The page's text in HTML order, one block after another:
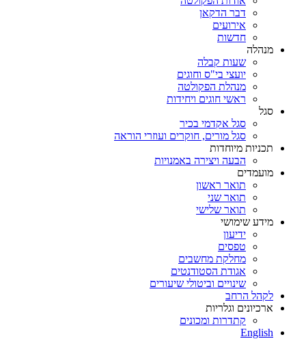
דבר הדקאן
אירועים
חדשות
מנהלה
שעות קבלה
יועצי בי"ס וחוגים
מנהלת הפקולטה
ראשי חוגים ויחידות
סגל
סגל אקדמי בכיר
סגל מורים, חוקרים ועוזרי הוראה
תכניות מיוחדות
הבעה ויצירה באמנויות
מועמדים
תואר ראשון
תואר שני
תואר שלישי
מידע שימושי
ידיעון
טפסים
מחלקת מחשבים
אגודת הסטודנטים
שינויים וביטולי שיעורים
לקהל הרחב
ארכיונים וגלריות
קתדרות ומכונים
English